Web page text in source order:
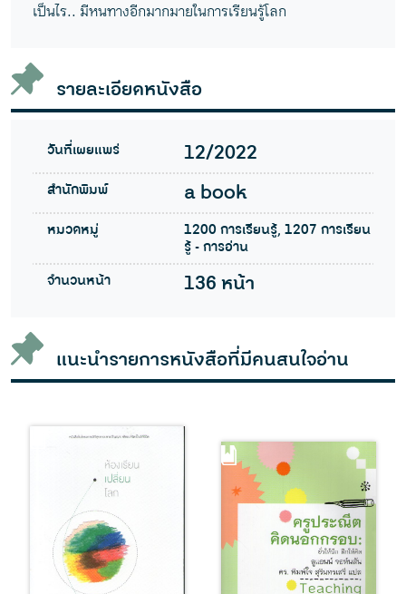
เป็นไร.. มีหนทางอีกมากมายในการเรียนรู้โลก
รายละเอียดหนังสือ
วันที่เผยแพร่ 12/2022
สำนักพิมพ์ a book
หมวดหมู่
1200 การเรียนรู้, 1207 การเรียน
รู้ - การอ่าน
จำนวนหน้า
136 หน้า
แนะนำรายการหนังสือที่มีคนสนใจอ่าน